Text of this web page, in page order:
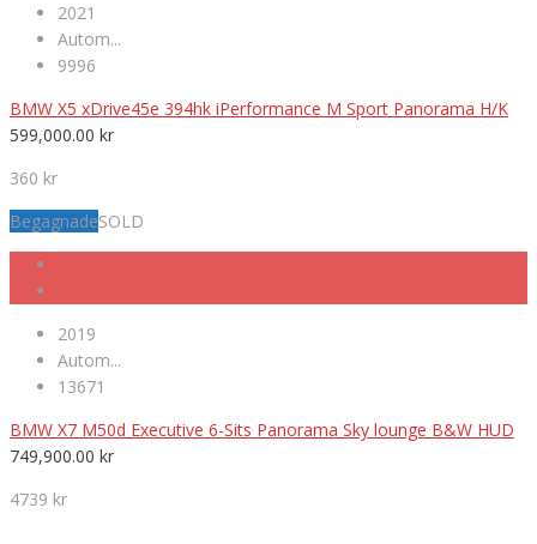
2021
Autom...
9996
BMW X5 xDrive45e 394hk iPerformance M Sport Panorama H/K
599,000.00 kr
360 kr
BegagnadeSOLD
2019
Autom...
13671
BMW X7 M50d Executive 6-Sits Panorama Sky lounge B&W HUD
749,900.00 kr
4739 kr